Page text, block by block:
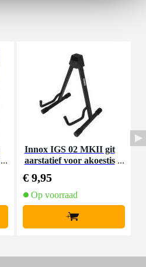
Innox IGS 02 MKII git
aarstatief voor akoestis
€ 9,95
Op voorraad
+